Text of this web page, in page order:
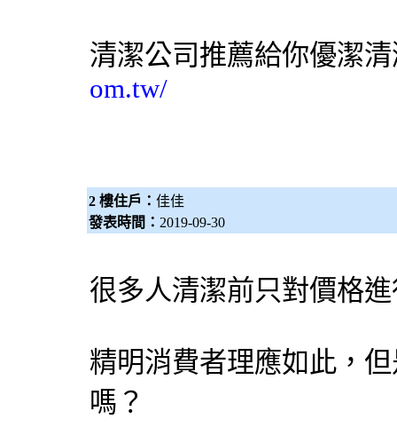
清潔公司推薦給你優潔
om.tw/
2 樓住戶： 佳佳
發表時間： 2019-09-30
很多人清潔前只對價格
精明消費者理應如此，
嗎？